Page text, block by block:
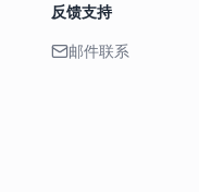
反馈支持
邮件联系